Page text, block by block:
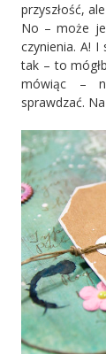
przyszłość,
No – może
czynienia. A!
tak – to
mówiąc –
sprawdzać.